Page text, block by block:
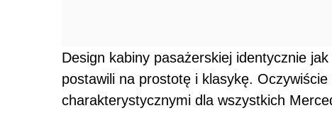
Design kabiny pasażerskiej identycznie
postawili na prostotę i klasykę. Oczywiście
charakterystycznymi dla wszystkich